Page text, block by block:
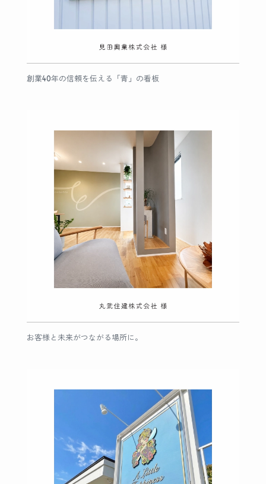
創業40年の信頼を伝える「青」の看板
お客様と未来がつながる場所に。